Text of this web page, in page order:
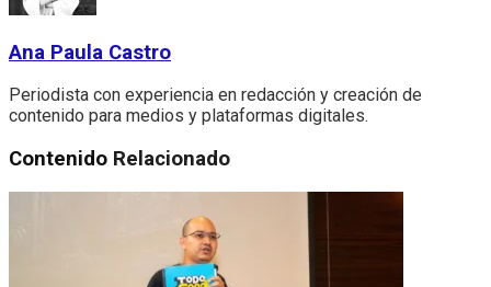
Ana Paula Castro
Periodista con experiencia en redacción y creación de
contenido para medios y plataformas digitales.
Contenido Relacionado